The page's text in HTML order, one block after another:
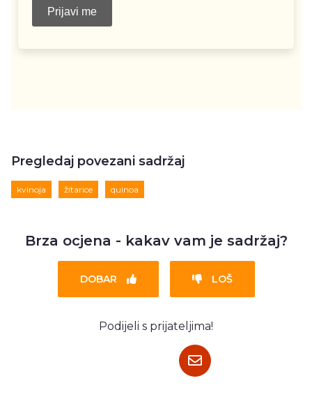
Pregledaj povezani sadržaj
kvinoja žitarice quinoa
Brza ocjena - kakav vam je sadržaj?
DOBAR LOŠ
Podijeli s prijateljima!